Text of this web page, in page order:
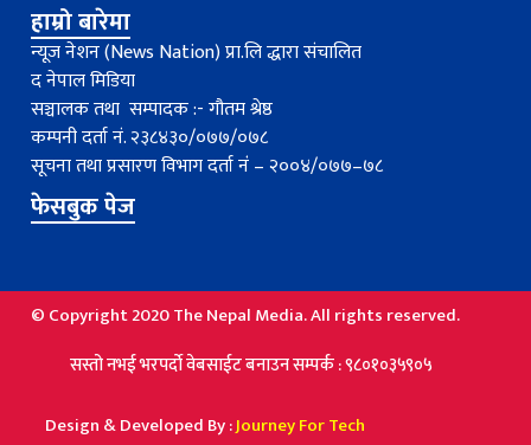
हाम्रो बारेमा
न्यूज नेशन (News Nation) प्रा.लि द्धारा संचालित
द नेपाल मिडिया
सञ्चालक तथा सम्पादक :- गौतम श्रेष्ठ
कम्पनी दर्ता नं. २३८४३०/०७७/०७८
सूचना तथा प्रसारण विभाग दर्ता नंं – २००४/०७७–७८
फेसबुक पेज
© Copyright 2020 The Nepal Media. All rights reserved.
नभई भरपर्दाे वेबसाईट बनाउन सम्पर्क : ९८०१०३५९०५
Design & Developed By :Journey For Tech